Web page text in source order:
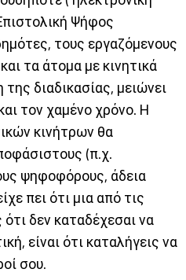
Ψήφος
τους εργαζόμενους
τα άτομα με κινητικά
διαδικασίας, μειώνει
τον χαμένο χρόνο. Η
κινήτρων θα
(π.χ.
ψηφοφόρους, άδεια
πει ότι μια από τις
δεν καταδέχεσαι να
είναι ότι καταλήγεις να
σου.